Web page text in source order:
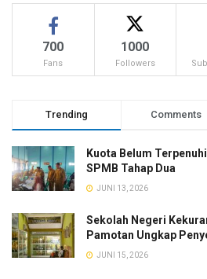
700
Fans
1000
Followers
Trending Comments
Kuota Belum
SPMB Tahap Dua
JUNI 13, 2026
Sekolah Negeri
Pamotan Ungkap
JUNI 15, 2026